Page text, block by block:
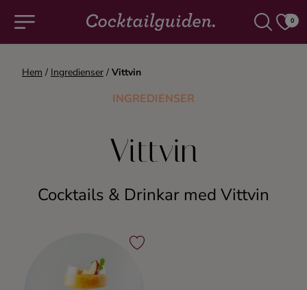
0
COCKTAILS & DRINKAR
Champagne
Hem / Ingredienser / Vittvin
INGREDIENSER
Vittvin
Cocktails & Drinkar med Vittvin